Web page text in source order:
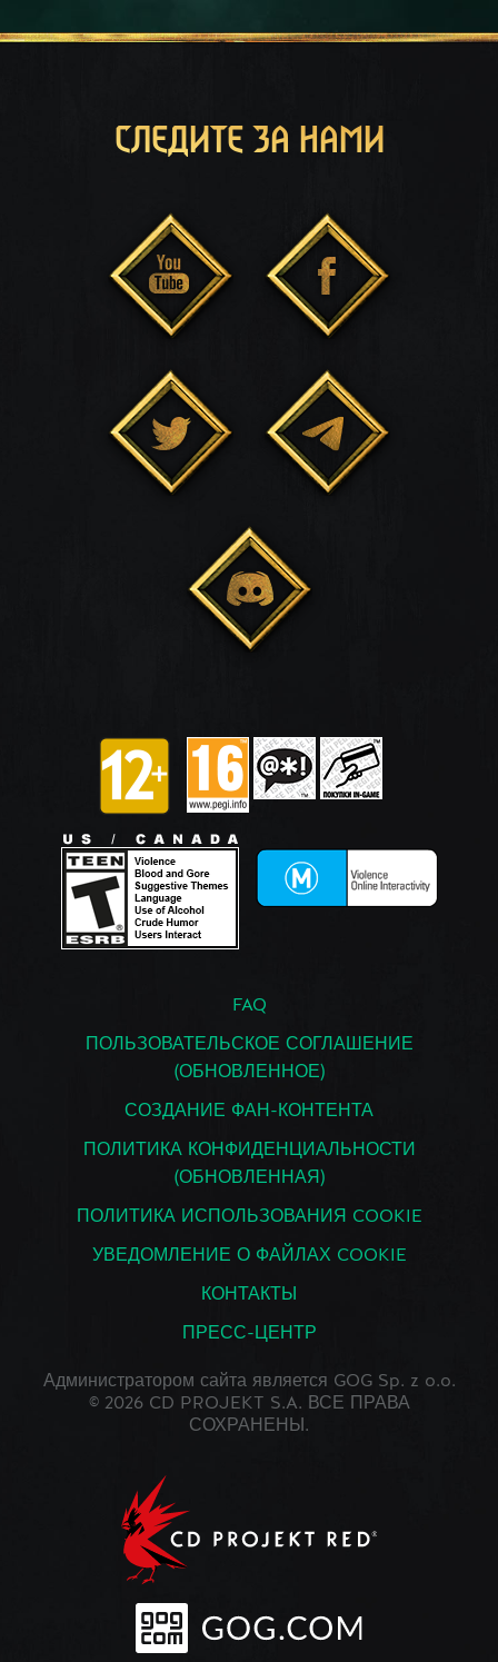
СЛЕДИТЕ ЗА НАМИ
FAQ
ПОЛЬЗОВАТЕЛЬСКОЕ СОГЛАШЕНИЕ
(ОБНОВЛЕННОЕ)
СОЗДАНИЕ ФАН-КОНТЕНТА
ПОЛИТИКА КОНФИДЕНЦИАЛЬНОСТИ
(ОБНОВЛЕННАЯ)
ПОЛИТИКА ИСПОЛЬЗОВАНИЯ COOKIE
УВЕДОМЛЕНИЕ О ФАЙЛАХ COOKIE
КОНТАКТЫ
ПРЕСС-ЦЕНТР
Администратором сайта является GOG Sp. z o.o.
© 2026 CD PROJEKT S.A. ВСЕ ПРАВА
СОХРАНЕНЫ.